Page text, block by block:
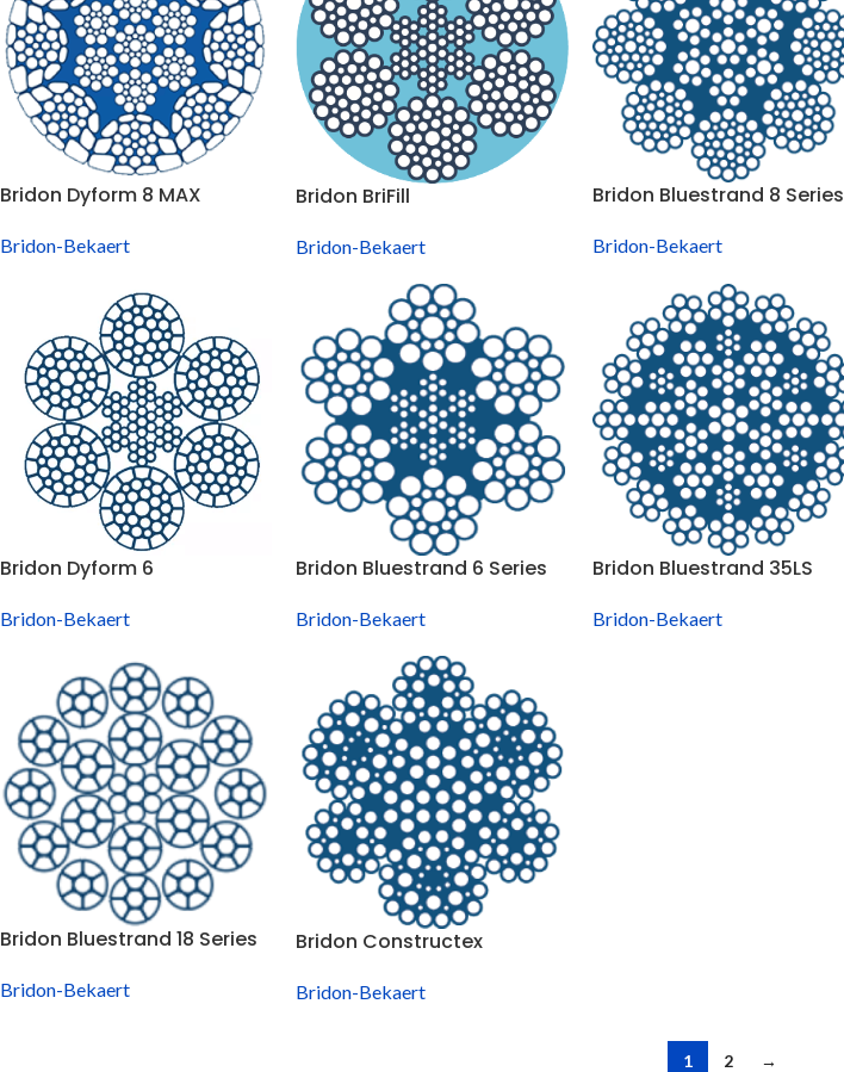
Bridon Dyform 8 MAX
Bridon-Bekaert
Bridon BriFill
Bridon-Bekaert
Bridon Bluestrand 8 Series
Bridon-Bekaert
Bridon Dyform 6
Bridon-Bekaert
Bridon Bluestrand 6 Series
Bridon-Bekaert
Bridon Bluestrand 35LS
Bridon-Bekaert
Bridon Bluestrand 18 Series
Bridon-Bekaert
Bridon Constructex
Bridon-Bekaert
1 2 →